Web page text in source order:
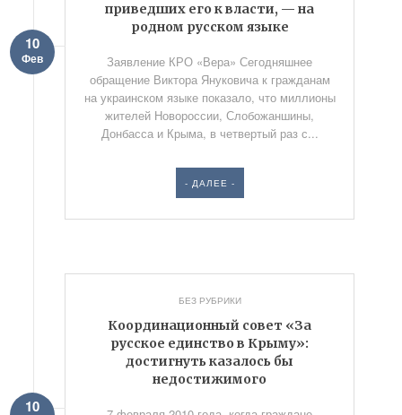
приведших его к власти, — на
родном русском языке
10
Фев
Заявление КРО «Вера» Сегодняшнее
обращение Виктора Януковича к гражданам
на украинском языке показало, что миллионы
жителей Новороссии, Слобожаншины,
Донбасса и Крыма, в четвертый раз с...
- ДАЛЕЕ -
БЕЗ РУБРИКИ
Координационный совет «За
русское единство в Крыму»:
достигнуть казалось бы
недостижимого
10